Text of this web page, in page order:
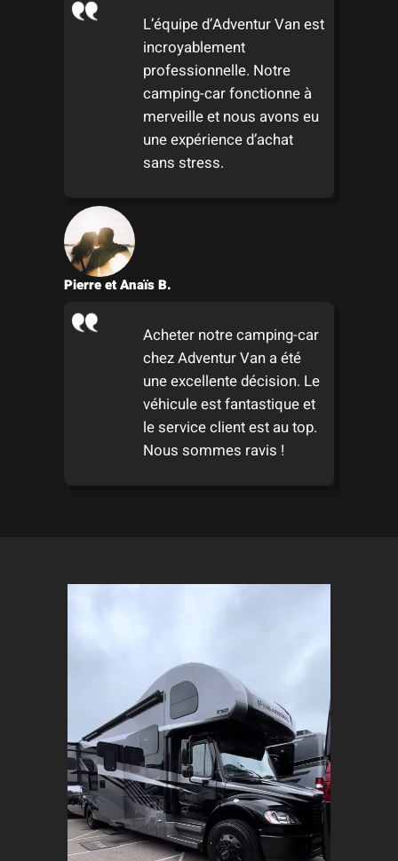
é
l
p
o
u
o
i
n
s
L’équipe d’Adventur Van est
incroyablement
professionnelle. Notre
camping-car fonctionne à
merveille et nous avons eu
une expérience d’achat
sans stress.
Pierre et Anaïs B.
Acheter notre camping-car
chez Adventur Van a été
une excellente décision. Le
véhicule est fantastique et
le service client est au top.
Nous sommes ravis !